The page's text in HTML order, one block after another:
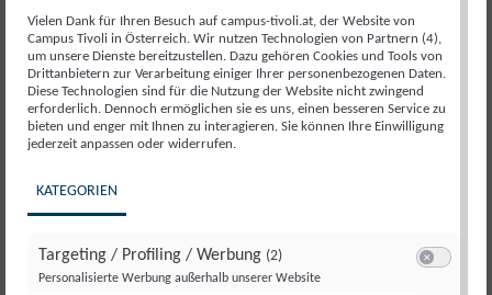
Beschreibung
Péter Magyar hat mit seinem Wahlkampf die politische
Politik Parteiapparate zu setzen, mobilisierte er über
direkte Ansprache, soziale Medien und überraschend
offene Auftritte tausende Menschen – und machte
Politik plötzlich wieder greifbar und spannend.
Vielen Dank für Ihren Besuch auf campus-tivoli.at, der Website von
Campus Tivoli in Österreich. Wir nutzen Technologien von Partnern (4),
um unsere Dienste bereitzustellen. Dazu gehören Cookies und Tools von
Drittanbietern zur Verarbeitung einiger Ihrer personenbezogenen Daten.
Diese Technologien sind für die Nutzung der Website nicht zwingend
erforderlich. Dennoch ermöglichen sie es uns, einen besseren Service zu
bieten und enger mit Ihnen zu interagieren. Sie können Ihre Einwilligung
jederzeit anpassen oder widerrufen.
KATEGORIEN
Targeting / Profiling / Werbung (2)
Personalisierte Werbung außerhalb unserer Website